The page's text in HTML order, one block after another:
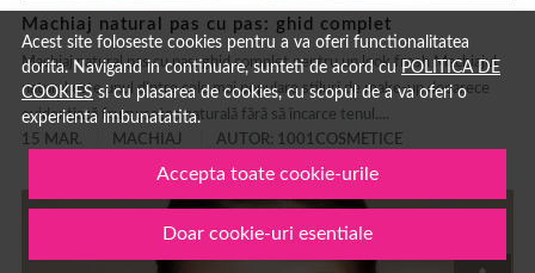
Acest site foloseste cookies pentru a va oferi functionalitatea
dorita. Navigand in continuare, sunteti de acord cu POLITICA DE
COOKIESsi cu plasarea de cookies, cu scopul de a va oferi o
experienta imbunatatita.
Accepta toate cookie-urile
Doar cookie-uri esentiale
Machiaj natural pas cu pas: ghid complet
Machiaj natural pas cu pas: ghid complet pentru un look fresh Machiajul
natural este unul dintre cele mai populare stiluri de make-up deoarece
evidențiază frumusețea naturală fără să încarce tenul....
15 MAR.
MACHIAJ AUTOR: 1001COSMETICE